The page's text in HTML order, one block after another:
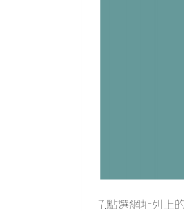
7.點選網址列上